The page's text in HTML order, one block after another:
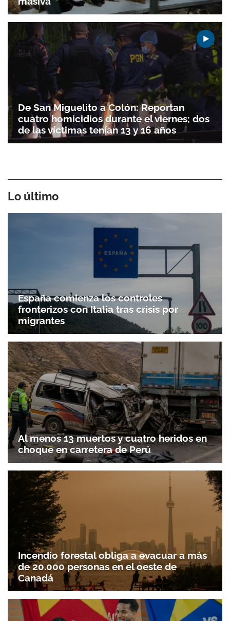
De San Miguelito a Colón: Reportan
cuatro homicidios durante el viernes; dos
de las víctimas tenían 13 y 16 años
Lo último
España comienza los controles
fronterizos con Italia tras crisis por
migrantes
Al menos 13 muertos y cuatro heridos en
choque en carretera de Perú
Incendio forestal obliga a evacuar a más
de 20.000 personas en el oeste de
Canadá